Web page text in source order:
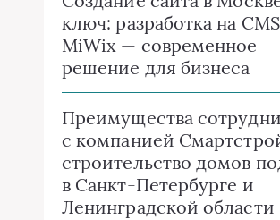
ключ: разработка на CMS
MiWix — современное
решение для бизнеса
Преимущества
с компанией
строительство домов
в Санкт-Петербурге и
Ленинградской области